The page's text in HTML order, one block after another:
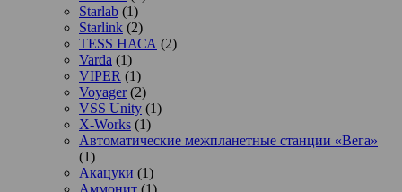
Starlab (1)
Starlink (2)
TESS НАСА (2)
Varda (1)
VIPER (1)
Voyager(2)
VSS Unity (1)
X-Works (1)
Автоматические межпланетные станции «Вега»
(1)
Акацуки (1)
Аммонит (1)